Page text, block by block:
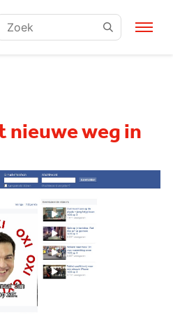
Zoeken:
nieuwe weg in